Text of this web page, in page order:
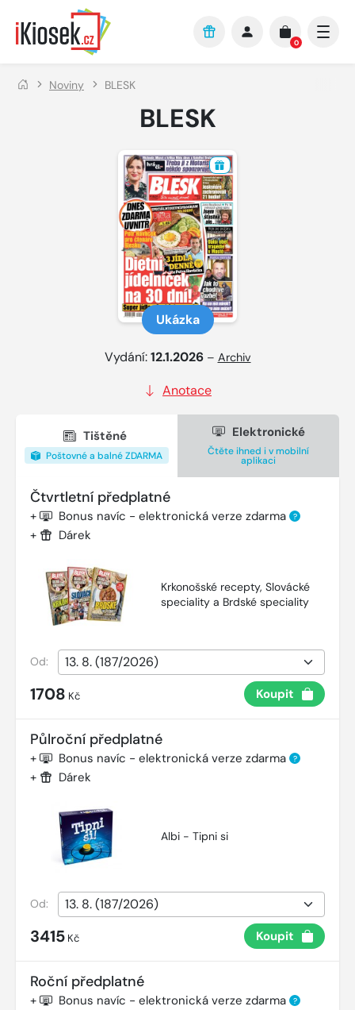
Přejít na hlavní obsah
0
Noviny BLESK
BLESK
Ukázka
Vydání:12.1.2026 – Archiv
Anotace
Tištěné
Poštovné a balné ZDARMA
Elektronické
Čtěte ihned i v mobilní
aplikaci
Čtvrtletní předplatné
+ Bonus navíc - elektronická verze zdarma ?
+ Dárek
Krkonošské recepty, Slovácké
speciality a Brdské speciality
Od:
1708 Kč Koupit
Půlroční předplatné
+ Bonus navíc - elektronická verze zdarma ?
+ Dárek
Albi - Tipni si
Od:
3415 Kč Koupit
Roční předplatné
+ Bonus navíc - elektronická verze zdarma ?